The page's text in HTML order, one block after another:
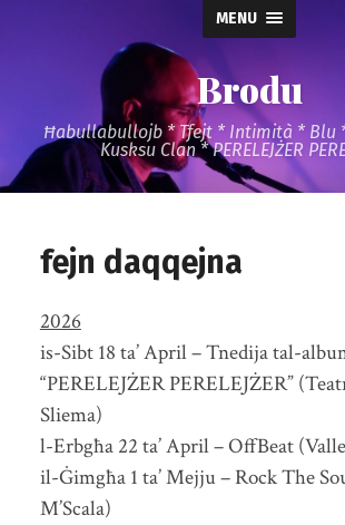
MENU
Brodu
Ħabullabullojb * Tfejt * Intimità * Blu
Kusksu Clan * PERELEJŻER
fejn daqqejna
2026
is-Sibt 18 ta’ April – Tnedija tal-
“PERELEJŻER PERELEJŻER”
Sliema)
l-Erbgħa 22 ta’ April – OffBeat
il-Ġimgħa 1 ta’ Mejju – Rock The
M’Scala)